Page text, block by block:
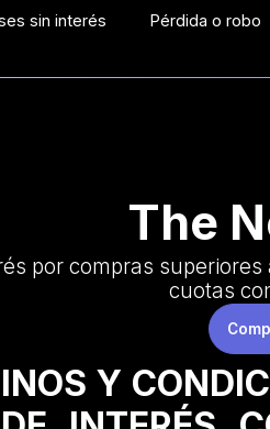
sin interés Pérdida o robo
The
por compras
cuotas
Y